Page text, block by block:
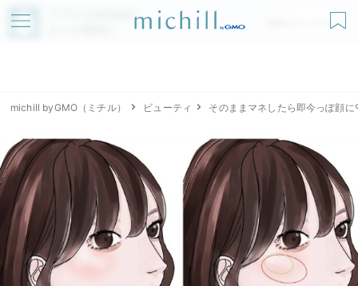
アプリでmichillが
無料ダウンロード
michill byGMO（ミチル） ビューティ そのままマネしたら即今っぽ顔